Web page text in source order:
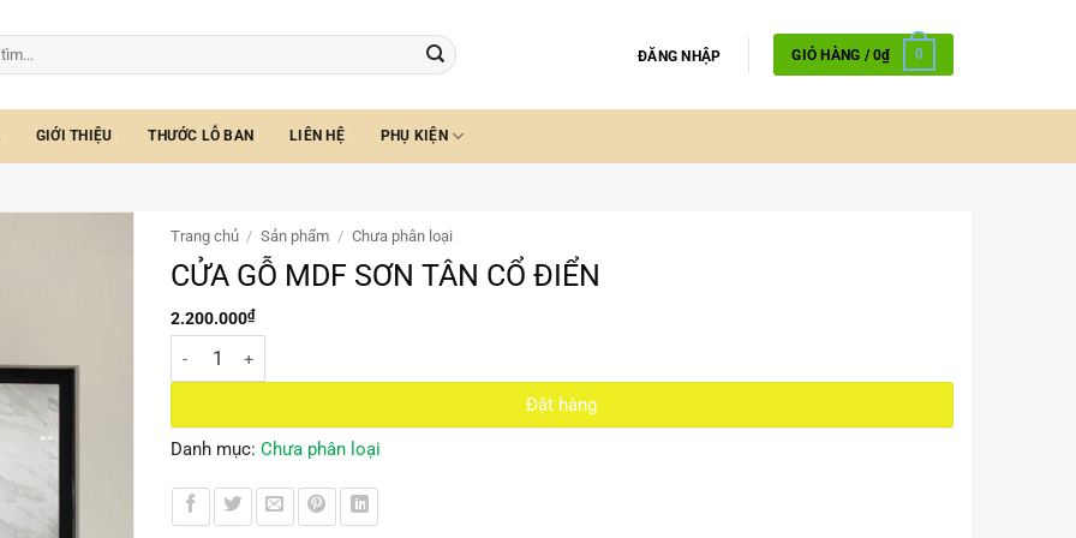
ĐĂNG NHẬP GIỎ HÀNG /0₫ 0
GIỚI THIỆU THƯỚC LỖ BAN LIÊN HỆ PHỤ KIỆN
Trang chủ / Sản phẩm / Chưa phân loại
CỬA GỖ MDF SƠN TÂN CỔ ĐIỂN
2.200.000₫
CỬA GỖ MDF SƠN TÂN CỔ ĐIỂN số lượng
Đặt hàng
Danh mục: Chưa phân loại